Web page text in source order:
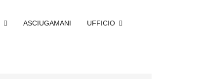
ASCIUGAMANI UFFICIO